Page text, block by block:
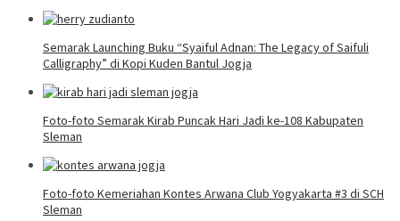
Semarak Launching Buku “Syaiful Adnan: The Legacy of Saifuli
Calligraphy” di Kopi Kuden Bantul Jogja
Foto-foto Semarak Kirab Puncak Hari Jadi ke-108 Kabupaten
Sleman
Foto-foto Kemeriahan Kontes Arwana Club Yogyakarta #3 di SCH
Sleman